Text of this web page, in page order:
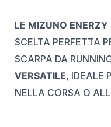
LE MIZUNO
SCELTA PERFETTA
SCARPA DA
VERSATILE, IDEALE
NELLA CORSA O